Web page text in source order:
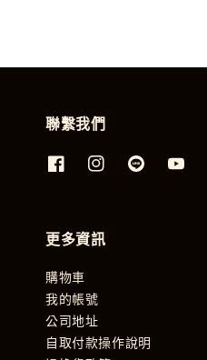
聯繫我們
更多資訊
購物車
我的帳號
公司地址
自取付款操作說明